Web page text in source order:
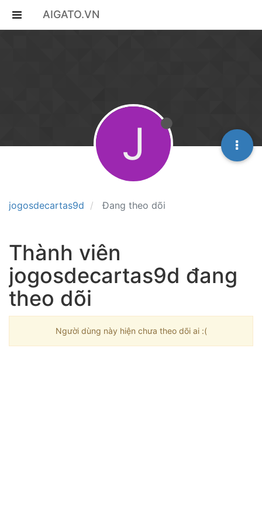
AIGATO.VN
jogosdecartas9d Đang theo dõi
J
Thành viên
jogosdecartas9d đang
theo dõi
Người dùng này hiện chưa theo dõi ai :(